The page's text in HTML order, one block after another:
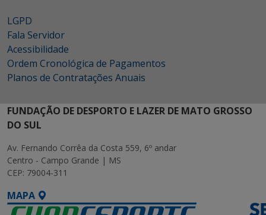
LGPD
Fala Servidor
Acessibilidade
Ordem Cronológica de Pagamentos
Planos de Contratações Anuais
FUNDAÇÃO DE DESPORTO E LAZER DE MATO GROSSO
DO SUL
Av. Fernando Corrêa da Costa 559, 6º andar
Centro - Campo Grande | MS
CEP: 79004-311
MAPA